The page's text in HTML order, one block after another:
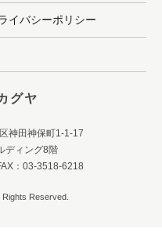
イバシーポリシー
グヤ
神田神保町1-1-17
ディング8階
：03-3518-6218
Reserved.